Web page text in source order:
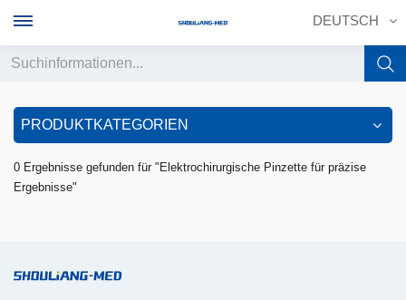
DEUTSCH
English
français
PRODUKTKATEGORIEN
0 Ergebnisse gefunden für "Elektrochirurgische Pinzette für präzise
Ergebnisse"